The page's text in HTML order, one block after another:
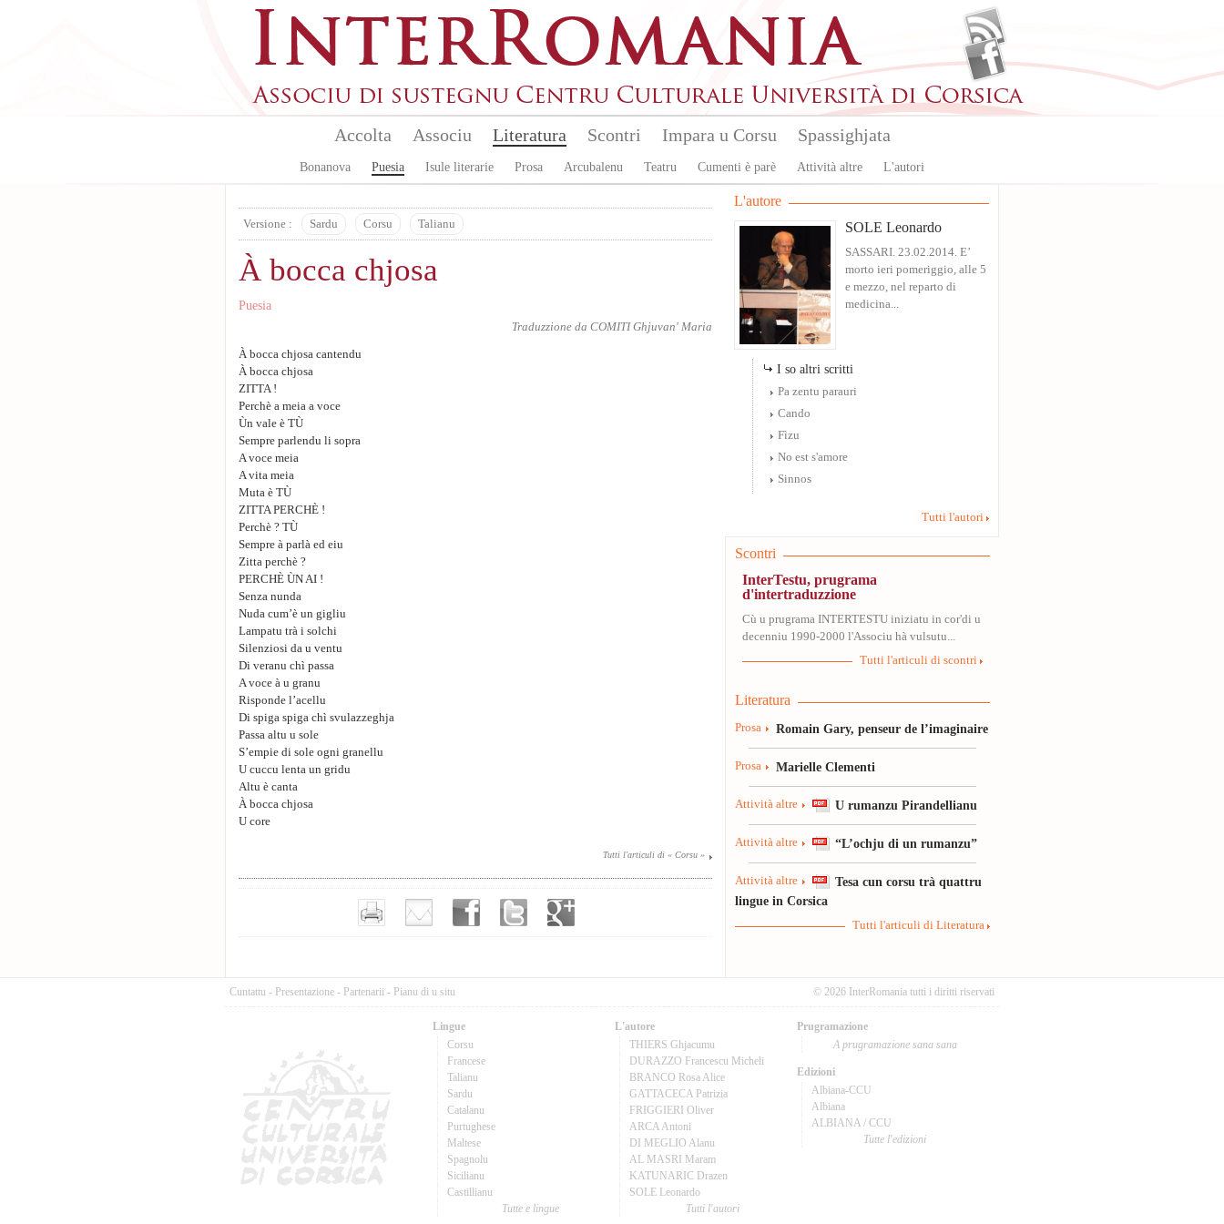
Accolta Associu Literatura
Bonanova Puesia Isule literarie Prosa Arcubalenu Teatru Cumenti è parè Attività altre L'autori
Scontri Impara u Corsu Spassighjata
Versione : Sardu Corsu Talianu
À bocca chjosa
Puesia
Traduzzione da COMITI Ghjuvan' Maria
À bocca chjosa cantendu
À bocca chjosa
ZITTA !
Perchè a meia a voce
Ùn vale è TÙ
Sempre parlendu li sopra
A voce meia
A vita meia
Muta è TÙ
ZITTA PERCHÈ !
Perchè ? TÙ
Sempre à parlà ed eiu
Zitta perchè ?
PERCHÈ ÙN AI !
Senza nunda
Nuda cum’è un gigliu
Lampatu trà i solchi
Silenziosi da u ventu
Di veranu chì passa
A voce à u granu
Risponde l’acellu
Di spiga spiga chì svulazzeghja
Passa altu u sole
S’empie di sole ogni granellu
U cuccu lenta un gridu
Altu è canta
À bocca chjosa
U core
Tutti l'articuli di « Corsu »
L'autore
SOLE Leonardo
SASSARI. 23.02.2014. E’
morto ieri pomeriggio, alle 5
e mezzo, nel reparto di
medicina...
I so altri scritti
Pa zentu parauri
Cando
Fìzu
No est s'amore
Sinnos
Tutti l'autori
Scontri
InterTestu, prugrama
d'intertraduzzione
Cù u prugrama INTERTESTU iniziatu in cor'di u
decenniu 1990-2000 l'Associu hà vulsutu...
Tutti l'articuli di scontri
Literatura
Prosa Romain Gary, penseur de l’imaginaire
Prosa Marielle Clementi
Attività altre U rumanzu Pirandellianu
Attività altre “L’ochju di un rumanzu”
Attività altre
Tesa cun corsu trà quattru
lingue in Corsica
Tutti l'articuli di Literatura
Cuntattu - Presentazione - Partenarii - Pianu di u situ © 2026 InterRomania tutti i diritti riservati
Lingue
Corsu
Francese
Talianu
Sardu
Catalanu
Purtughese
Maltese
Spagnolu
Sicilianu
Castillianu
Tutte e lingue
L'autore
THIERS Ghjacumu
DURAZZO Francescu Micheli
BRANCO Rosa Alice
GATTACECA Patrizia
FRIGGIERI Oliver
ARCA Antoni
DI MEGLIO Alanu
AL MASRI Maram
KATUNARIC Drazen
SOLE Leonardo
Tutti l'autori
Prugramazione
A prugramazione sana sana
Edizioni
Albiana-CCU
Albiana
ALBIANA / CCU
Tutte l'edizioni